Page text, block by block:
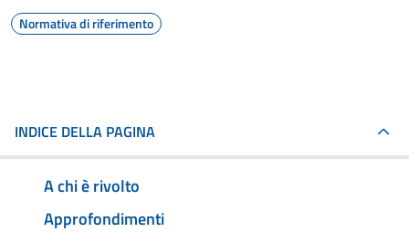
Normativa di riferimento
INDICE DELLA PAGINA
A chi è rivolto
Approfondimenti